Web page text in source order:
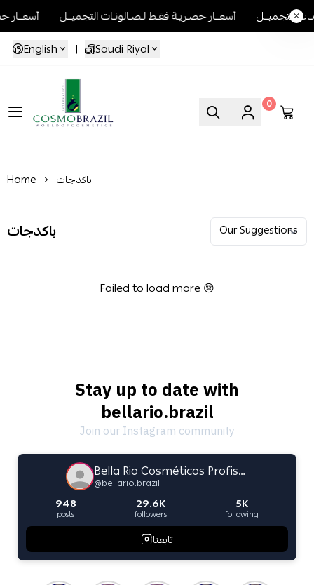
أسعــار حصـريـة فقـط لـصـالونـات التجميــل
لـصـالونـات التجميــل
English
| Saudi Riyal
Cosmo Brazil
0
Home باكدجات
باكدجات
Failed to load more 😢
Stay up to date with
bellario.brazil
Join our Instagram community
Bella Rio Cosméticos Profissional
@bellario.brazil
948
posts
29.6K
followers
5K
following
تابعنا